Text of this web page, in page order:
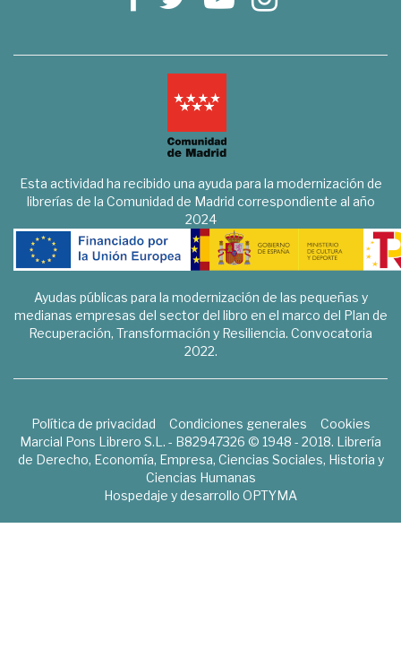
Esta actividad ha recibido una ayuda para la modernización de
librerías de la Comunidad de Madrid correspondiente al año
2024
Ayudas públicas para la modernización de las pequeñas y
medianas empresas del sector del libro en el marco del Plan de
Recuperación, Transformación y Resiliencia. Convocatoria
2022.
Política de privacidad Condiciones generales
Cookies
Marcial Pons Librero S.L. - B82947326 © 1948 - 2018. Librería
de Derecho, Economía, Empresa, Ciencias Sociales, Historia y
Ciencias Humanas
Hospedaje y desarrollo OPTYMA